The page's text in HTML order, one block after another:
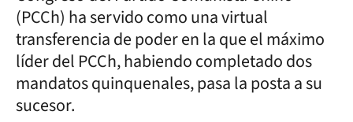
(PCCh) ha servido como una virtual
transferencia de poder en la que el máximo
líder del PCCh, habiendo completado dos
mandatos quinquenales, pasa la posta a su
sucesor.